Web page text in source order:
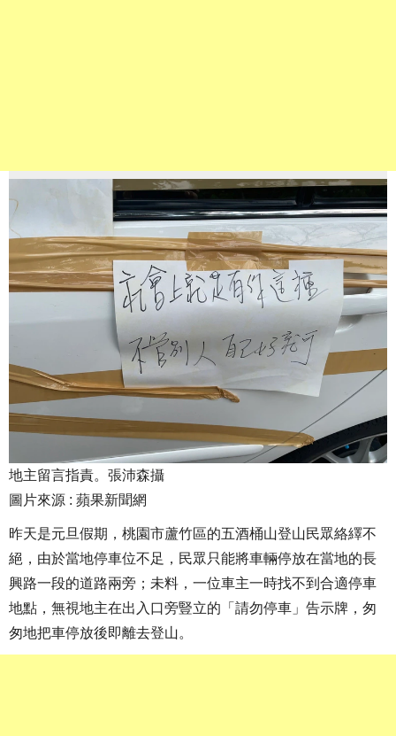
地主留言指責。張沛森攝
圖片來源 : 蘋果新聞網
昨天是元旦假期，桃園市蘆竹區的五酒桶山登山民眾絡繹不
絕，由於當地停車位不足，民眾只能將車輛停放在當地的長
興路一段的道路兩旁；未料，一位車主一時找不到合適停車
地點，無視地主在出入口旁豎立的「請勿停車」告示牌，匆
匆地把車停放後即離去登山。